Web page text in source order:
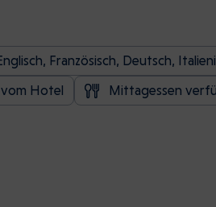
Französisch, Deutsch,
Hotel
Mittagessen